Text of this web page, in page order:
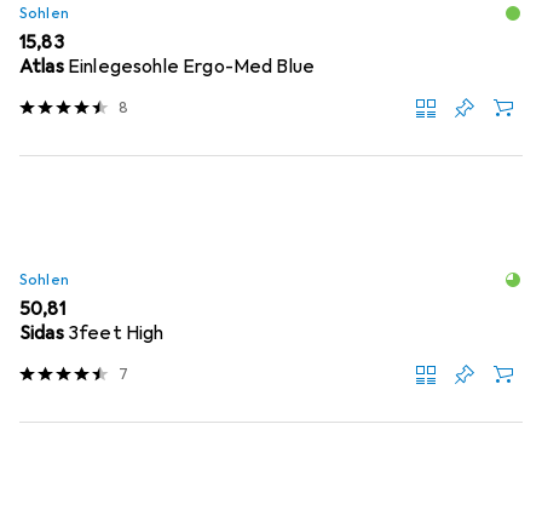
Sohlen
EUR
15,83
Atlas Einlegesohle Ergo-Med Blue
8
Sohlen
EUR
50,81
Sidas 3feet High
7